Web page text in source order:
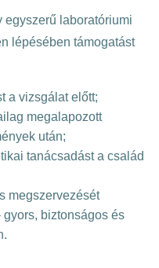
egyszerű laboratóriumi
lépésében támogatást
a vizsgálat előtt;
megalapozott
után;
tanácsadást a család
megszervezését
biztonságos és